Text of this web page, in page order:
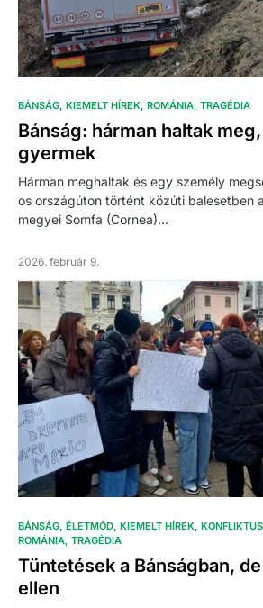
BÁNSÁG KIEMELT HÍREK ROMÁNIA TRAGÉDIA
Bánság: hárman haltak
gyermek
Hárman meghaltak és egy személy
os országúton történt közúti balesetben
megyei Somfa (Cornea)…
2026. február 9.
BÁNSÁG ÉLETMÓD KIEMELT HÍREK KONFLIKTUS
ROMÁNIA TRAGÉDIA
Tüntetések a Bánságban,
ellen